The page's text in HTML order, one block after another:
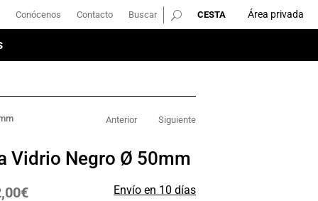
Conócenos Contacto Buscar Área privada
Conócenos Contacto Buscar Área privada
Anterior Siguiente
Vidrio Negro Ø 50mm
€ Envío en 10 días